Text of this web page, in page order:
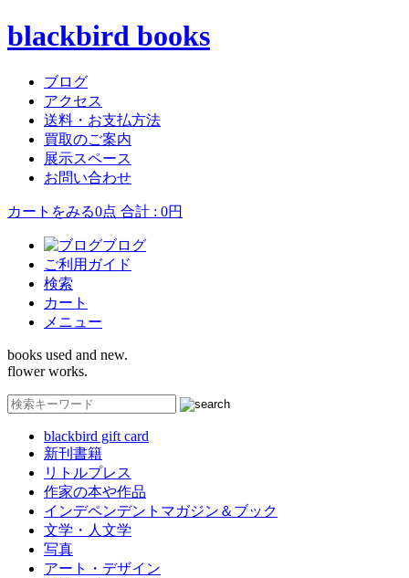
blackbird books
ブログ
アクセス
送料・お支払方法
買取のご案内
展示スペース
お問い合わせ
カートをみる0点 合計 : 0円
ブログ
ご利用ガイド
検索
カート
メニュー
books used and new.
flower works.
blackbird gift card
新刊書籍
リトルプレス
作家の本や作品
インデペンデントマガジン＆ブック
文学・人文学
写真
アート・デザイン